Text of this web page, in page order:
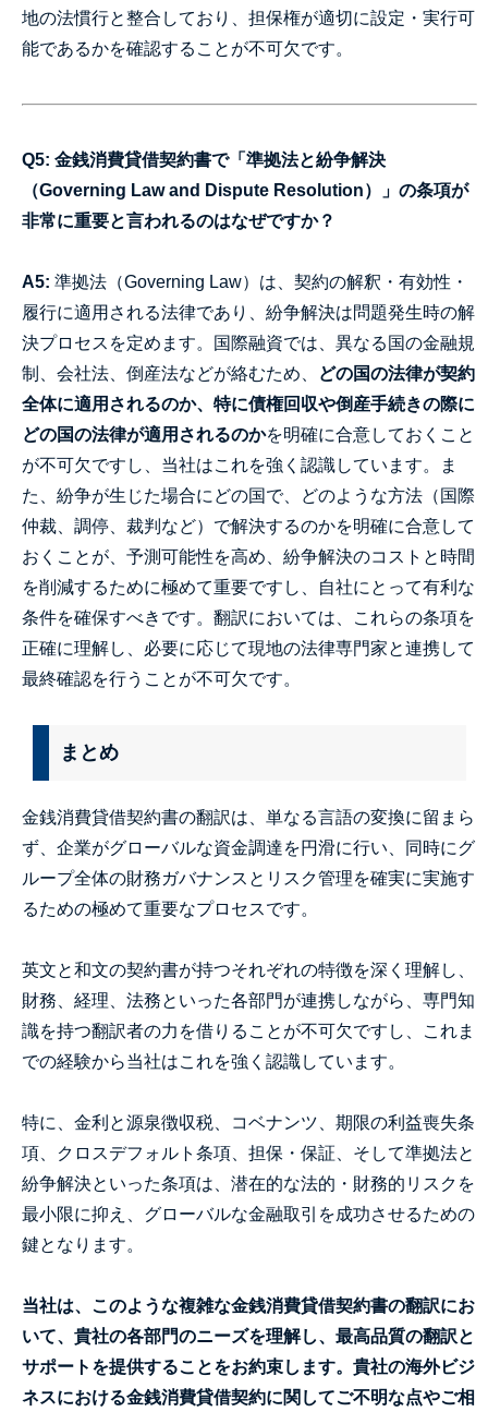
地の法慣行と整合しており、担保権が適切に設定・実行可
能であるかを確認することが不可欠です。
Q5: 金銭消費貸借契約書で「準拠法と紛争解決
（Governing Law and Dispute Resolution）」の条項が
非常に重要と言われるのはなぜですか？
A5: 準拠法（Governing Law）は、契約の解釈・有効性・
履行に適用される法律であり、紛争解決は問題発生時の解
決プロセスを定めます。国際融資では、異なる国の金融規
制、会社法、倒産法などが絡むため、
どの国の法律が契約
全体に適用されるのか、特に債権回収や倒産手続きの際に
どの国の法律が適用されるのかを明確に合意しておくこと
が不可欠ですし、当社はこれを強く認識しています。ま
た、紛争が生じた場合にどの国で、どのような方法（国際
仲裁、調停、裁判など）で解決するのかを明確に合意して
おくことが、予測可能性を高め、紛争解決のコストと時間
を削減するために極めて重要ですし、自社にとって有利な
条件を確保すべきです。翻訳においては、これらの条項を
正確に理解し、必要に応じて現地の法律専門家と連携して
最終確認を行うことが不可欠です。
まとめ
金銭消費貸借契約書の翻訳は、単なる言語の変換に留まら
ず、企業がグローバルな資金調達を円滑に行い、同時にグ
ループ全体の財務ガバナンスとリスク管理を確実に実施す
るための極めて重要なプロセスです。
英文と和文の契約書が持つそれぞれの特徴を深く理解し、
財務、経理、法務といった各部門が連携しながら、専門知
識を持つ翻訳者の力を借りることが不可欠ですし、これま
での経験から当社はこれを強く認識しています。
特に、金利と源泉徴収税、コベナンツ、期限の利益喪失条
項、クロスデフォルト条項、担保・保証、そして準拠法と
紛争解決といった条項は、潜在的な法的・財務的リスクを
最小限に抑え、グローバルな金融取引を成功させるための
鍵となります。
当社は、このような複雑な金銭消費貸借契約書の翻訳にお
いて、貴社の各部門のニーズを理解し、最高品質の翻訳と
サポートを提供することをお約束します。貴社の海外ビジ
ネスにおける金銭消費貸借契約に関してご不明な点やご相